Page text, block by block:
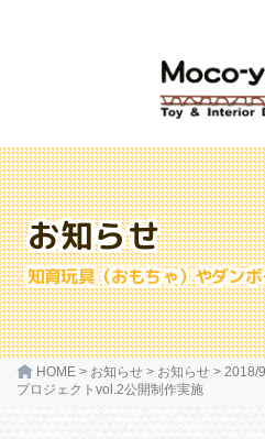
お知らせ
知育玩具（おもちゃ）やダン
HOME > お知らせ > お知らせ > 2018/
プロジェクトvol.2公開制作実施